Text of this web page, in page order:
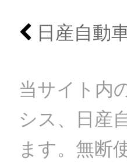
日産自動
当サイト内
シス、日産
ます。無断